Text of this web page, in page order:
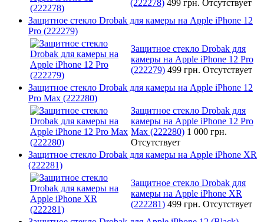
(222278) 499 грн. Отсутствует
Защитное стекло Drobak для камеры на Apple iPhone 12
Pro (222279)
Защитное стекло Drobak для
камеры на Apple iPhone 12 Pro
(222279) 499 грн. Отсутствует
Защитное стекло Drobak для камеры на Apple iPhone 12
Pro Max (222280)
Защитное стекло Drobak для
камеры на Apple iPhone 12 Pro
Max (222280) 1 000 грн.
Отсутствует
Защитное стекло Drobak для камеры на Apple iPhone XR
(222281)
Защитное стекло Drobak для
камеры на Apple iPhone XR
(222281) 499 грн. Отсутствует